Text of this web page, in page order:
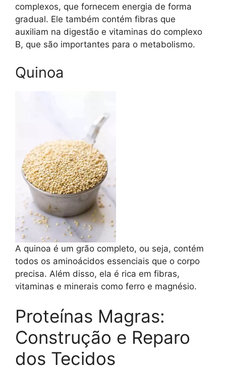
complexos, que fornecem energia de forma
gradual. Ele também contém fibras que
auxiliam na digestão e vitaminas do complexo
B, que são importantes para o metabolismo.
Quinoa
A quinoa é um grão completo, ou seja, contém
todos os aminoácidos essenciais que o corpo
precisa. Além disso, ela é rica em fibras,
vitaminas e minerais como ferro e magnésio.
Proteínas Magras:
Construção e Reparo
dos Tecidos